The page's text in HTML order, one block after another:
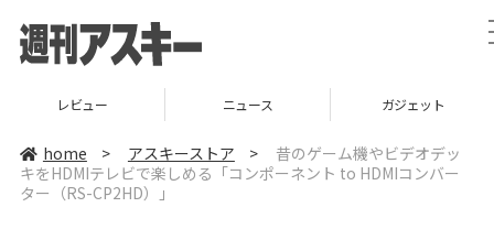
レビュー ニュース ガジェット
home > アスキーストア >
昔のゲーム機やビデオデッ
キをHDMIテレビで楽しめる「コンポーネント to HDMIコンバー
ター（RS-CP2HD）」